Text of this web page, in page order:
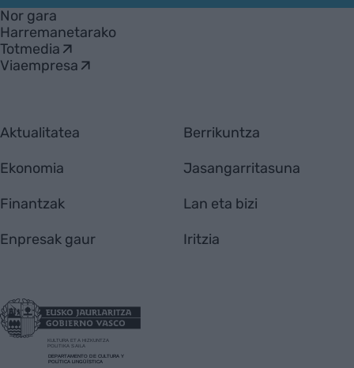
Nor gara
Harremanetarako
Totmedia
Viaempresa
Aktualitatea
Ekonomia
Finantzak
Enpresak gaur
Berrikuntza
Jasangarritasuna
Lan eta bizi
Iritzia